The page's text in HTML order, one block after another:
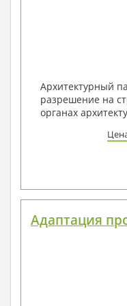
Архитектурный
разрешение на
органах
Адаптация